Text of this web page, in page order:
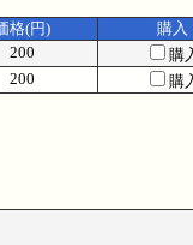
格(円) 購入
200 購
200 購